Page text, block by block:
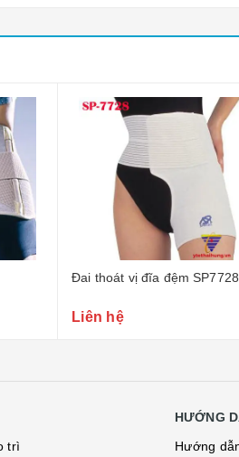
Đai thoát vị đĩa đệm SP7728
Liên hệ
trì
HƯỚNG
Hướng